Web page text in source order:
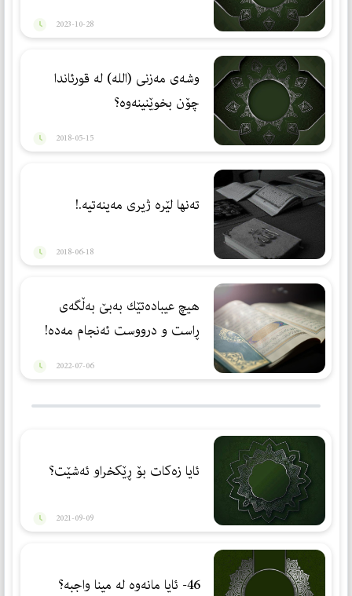
2023-10-28
وشه‌ی مه‌زنی (الله) له‌ قورئاندا
چۆن بخوێنینه‌وه‌؟
2018-05-15
تەنھا لێرە ژیری مەینەتیە.!
2018-06-18
هیچ عیبادەتێك بەبێ بەڵگەی
ڕاست و درووست ئەنجام مەدە!
2022-07-06
ئایا زەكات بۆ ڕێكخراو ئەشێت؟
2021-09-09
46- ئایا مانەوە لە مینا واجبە؟